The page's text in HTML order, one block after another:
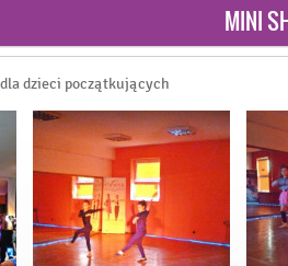
MINI
dzieci początkujących